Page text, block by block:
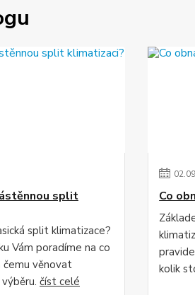
split
split klimatizace?
Vám poradíme na co
čemu věnovat
číst celé
02.09
Co
kolik